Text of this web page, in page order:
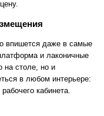
впишется даже в самые
и лаконичные
на столе, но и
в любом интерьере:
кабинета.